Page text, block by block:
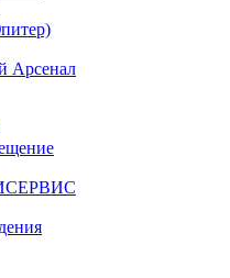
Арсенал